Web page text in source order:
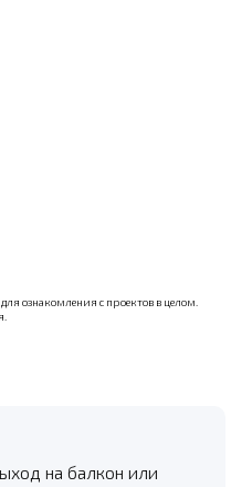
ознакомления с проектов в целом.
на балкон или